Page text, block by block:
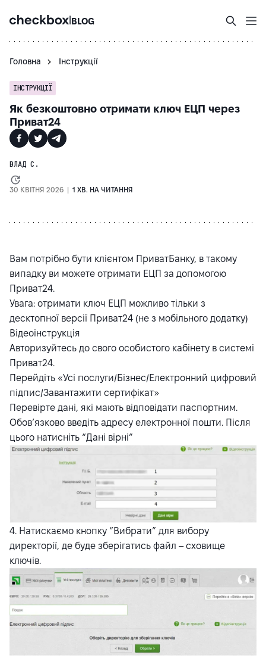
|BLOG
Головна Інструкції
ІНСТРУКЦІЇ
Як безкоштовно отримати ключ ЕЦП через
Приват24
ВЛАД С.
30 КВІТНЯ 2026 | 1 ХВ. НА ЧИТАННЯ
Вам потрібно бути клієнтом ПриватБанку, в такому
випадку ви можете отримати ЕЦП за допомогою
Приват24.
Увага: отримати ключ ЕЦП можливо тільки з
десктопної версії Приват24 (не з мобільного додатку)
Відеоінструкція
Авторизуйтесь до свого особистого кабінету в системі
Приват24.
Перейдіть «Усі послуги/Бізнес/Електронний цифровий
підпис/Завантажити сертифікат»
Перевірте дані, які мають відповідати паспортним.
Обов’язково введіть адресу електронної пошти. Після
цього натисніть “Дані вірні”
4. Натискаємо кнопку “Вибрати” для вибору
директорії, де буде зберігатись файл – сховище
ключів.